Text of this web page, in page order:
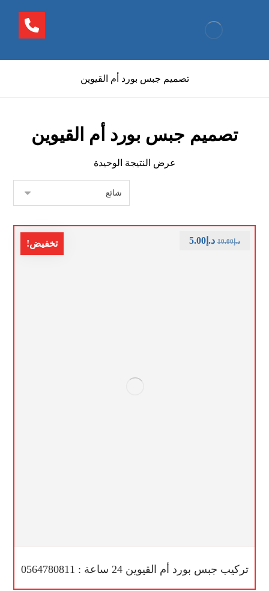
تصميم جبس بورد أم القيوين
تصميم جبس بورد أم القيوين
عرض النتيجة الوحيدة
تخفيض!
تركيب جبس بورد أم القيوين 24 ساعة : 0564780811
د.إ10.00 د.إ5.00